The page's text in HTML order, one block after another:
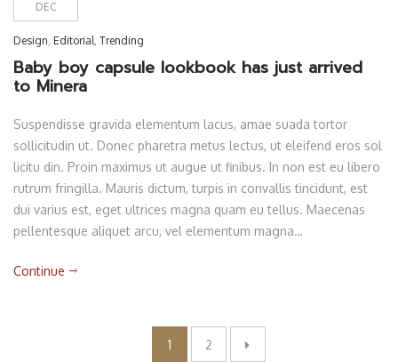
DEC
Design, Editorial, Trending
Baby boy capsule lookbook has just arrived
to Minera
Suspendisse gravida elementum lacus, amae suada tortor
sollicitudin ut. Donec pharetra metus lectus, ut eleifend eros sol
licitu din. Proin maximus ut augue ut finibus. In non est eu libero
rutrum fringilla. Mauris dictum, turpis in convallis tincidunt, est
dui varius est, eget ultrices magna quam eu tellus. Maecenas
pellentesque aliquet arcu, vel elementum magna…
Continue
1 2